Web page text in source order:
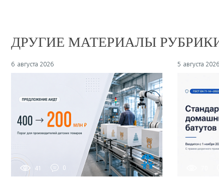
ДРУГИЕ МАТЕРИАЛЫ
6 августа 2026
41 0
5 августа 2026